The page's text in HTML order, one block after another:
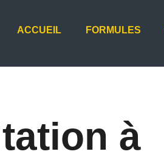
ACCUEIL FORMULES
à